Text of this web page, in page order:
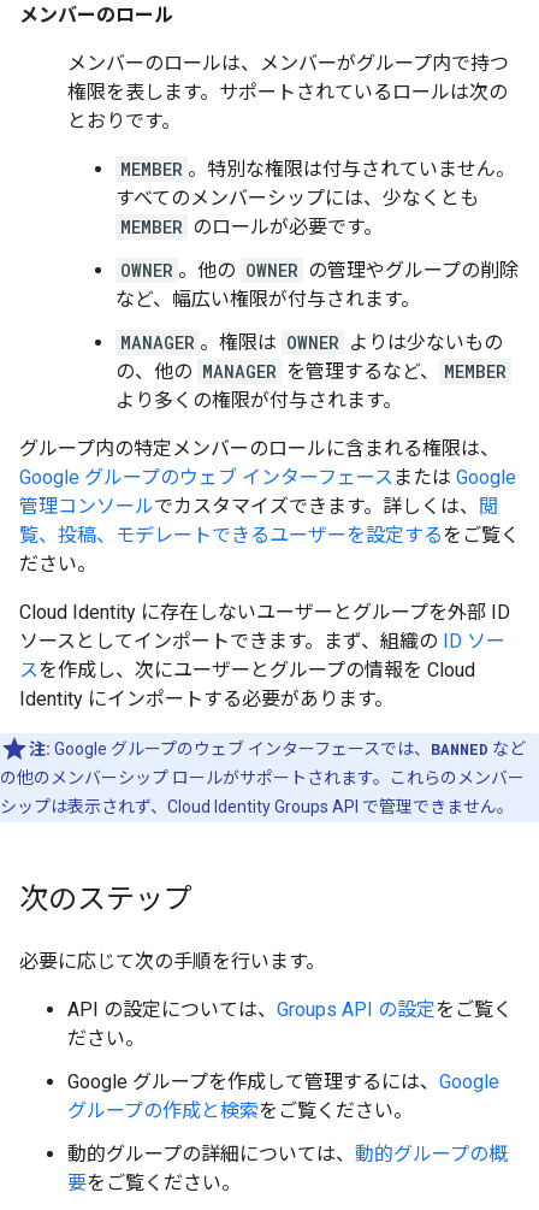
メンバーのロール
メンバーのロールは、メンバーがグループ内で持つ
権限を表します。サポートされているロールは次の
とおりです。
MEMBER 。特別な権限は付与されていません。
すべてのメンバーシップには、少なくとも
MEMBER のロールが必要です。
OWNER 。他の OWNER の管理やグループの削除
など、幅広い権限が付与されます。
MANAGER 。権限は OWNER よりは少ないもの
の、他の MANAGER を管理するなど、
MEMBER
より多くの権限が付与されます。
グループ内の特定メンバーのロールに含まれる権限は、
Google グループのウェブ インターフェース または Google
管理コンソールでカスタマイズできます。詳しくは、
閲
覧、投稿、モデレートできるユーザーを設定するをご覧く
ださい。
Cloud Identity に存在しないユーザーとグループを外部 ID
ソースとしてインポートできます。まず、組織の ID ソー
スを作成し、次にユーザーとグループの情報を Cloud
Identity にインポートする必要があります。
注: Google グループのウェブ インターフェースでは、 BANNED など
の他のメンバーシップ ロールがサポートされます。これらのメンバー
シップは表示されず、Cloud Identity Groups API で管理できません。
次のステップ
必要に応じて次の手順を行います。
API の設定については、 Groups API の設定をご覧く
ださい。
Google グループを作成して管理するには、 Google
グループの作成と検索をご覧ください。
動的グループの詳細については、 動的グループの概
要をご覧ください。